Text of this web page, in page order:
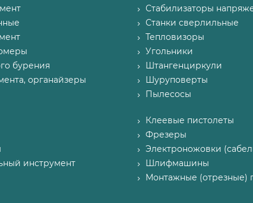
Стабилизаторы
Станки сверлильные
Тепловизоры
Угольники
бурения
Штангенциркули
органайзеры
Шуруповерты
Пылесосы
Клеевые пистолеты
Фрезеры
Электроножовки
инструмент
Шлифмашины
Монтажные (отрезные)